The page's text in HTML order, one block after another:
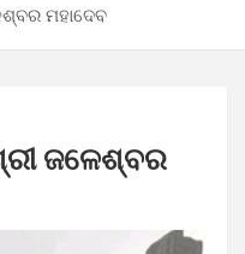
ମହାଦେବ
ଜଳେଶ୍ବର